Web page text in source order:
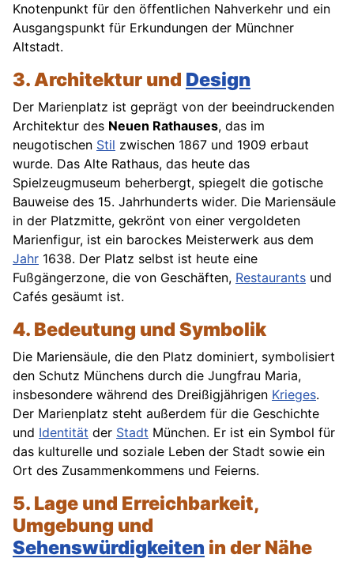
Knotenpunkt für den öffentlichen Nahverkehr und ein
Ausgangspunkt für Erkundungen der Münchner
Altstadt.
3. Architektur und Design
Der Marienplatz ist geprägt von der beeindruckenden
Architektur des Neuen Rathauses, das im
neugotischen Stil zwischen 1867 und 1909 erbaut
wurde. Das Alte Rathaus, das heute das
Spielzeugmuseum beherbergt, spiegelt die gotische
Bauweise des 15. Jahrhunderts wider. Die Mariensäule
in der Platzmitte, gekrönt von einer vergoldeten
Marienfigur, ist ein barockes Meisterwerk aus dem
Jahr 1638. Der Platz selbst ist heute eine
Fußgängerzone, die von Geschäften, Restaurants und
Cafés gesäumt ist.
4. Bedeutung und Symbolik
Die Mariensäule, die den Platz dominiert, symbolisiert
den Schutz Münchens durch die Jungfrau Maria,
insbesondere während des Dreißigjährigen Krieges.
Der Marienplatz steht außerdem für die Geschichte
und Identität der Stadt München. Er ist ein Symbol für
das kulturelle und soziale Leben der Stadt sowie ein
Ort des Zusammenkommens und Feierns.
5. Lage und Erreichbarkeit,
Umgebung und
Sehenswürdigkeiten in der Nähe